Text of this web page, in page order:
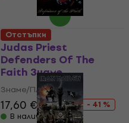
Judas Priest
Defenders Of The
Faith Знаме
Знаме/Плакат
17,60 €29,90 €
- 41 %
В наличност
Отстъпки